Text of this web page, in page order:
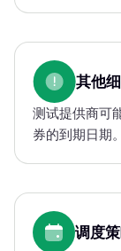
其他
测试提供商可
券的到期日期
调度